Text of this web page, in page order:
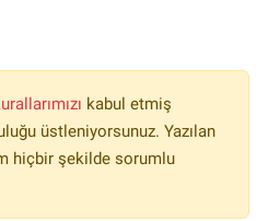
kabul etmiş
üstleniyorsunuz. Yazılan
hiçbir şekilde sorumlu